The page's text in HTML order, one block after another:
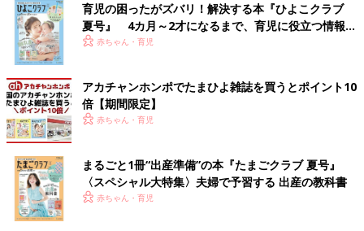
育児の困ったがズバリ！解決する本『ひよこクラブ
夏号』 4カ月～2才になるまで、育児に役立つ情報が
いっぱい！
赤ちゃん・育児
アカチャンホンポでたまひよ雑誌を買うとポイント10
倍【期間限定】
赤ちゃん・育児
まるごと1冊“出産準備”の本『たまごクラブ 夏号』
〈スペシャル大特集〉夫婦で予習する 出産の教科書
赤ちゃん・育児